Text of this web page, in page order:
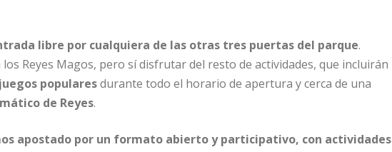
libre por cualquiera de las otras tres puertas del parque.
Reyes Magos, pero sí disfrutar del resto de actividades, que incluirán
popularesdurante todo el horario de apertura y cerca de una
de Reyes.
apostado por un formato abierto y participativo, con actividades